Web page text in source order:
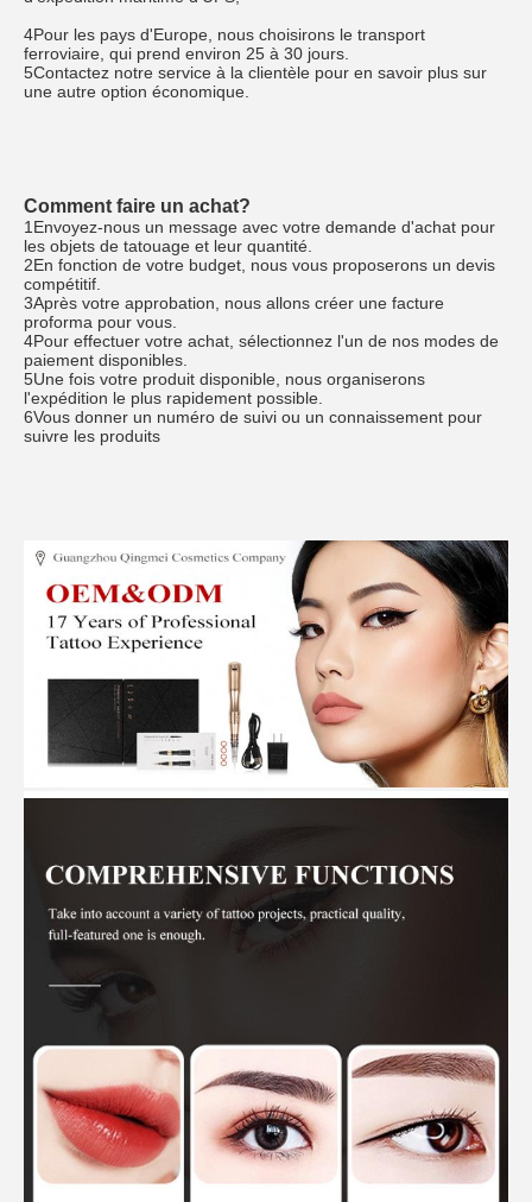
4Pour les pays d'Europe, nous choisirons le transport
ferroviaire, qui prend environ 25 à 30 jours.
5Contactez notre service à la clientèle pour en savoir plus sur
une autre option économique.
Comment faire un achat?
1Envoyez-nous un message avec votre demande d'achat pour
les objets de tatouage et leur quantité.
2En fonction de votre budget, nous vous proposerons un devis
compétitif.
3Après votre approbation, nous allons créer une facture
proforma pour vous.
4Pour effectuer votre achat, sélectionnez l'un de nos modes de
paiement disponibles.
5Une fois votre produit disponible, nous organiserons
l'expédition le plus rapidement possible.
6Vous donner un numéro de suivi ou un connaissement pour
suivre les produits